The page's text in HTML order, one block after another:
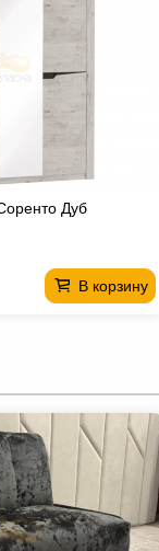
Дуб
В корзину